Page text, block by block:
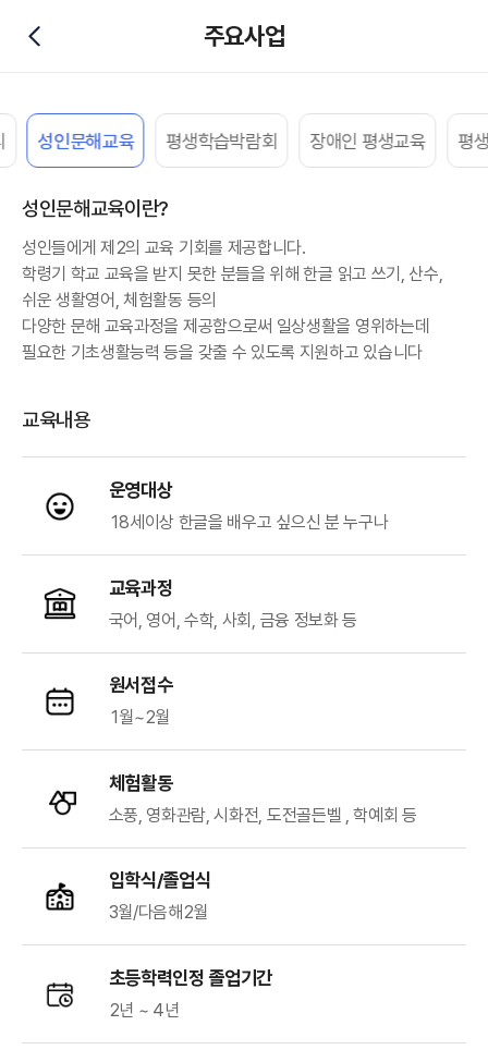
뒤로가기 주요사업
FAQ 카테고리
성인문해교육 평생학습박람회 장애인 평생교육 평
성인문해교육이란?
성인들에게 제2의 교육 기회를 제공합니다.
학령기 학교 교육을 받지 못한 분들을 위해 한글 읽고 쓰기, 산수,
쉬운 생활영어, 체험활동 등의
다양한 문해 교육과정을 제공함으로써 일상생활을 영위하는데
필요한 기초생활능력 등을 갖출 수 있도록 지원하고 있습니다
교육내용
운영대상
18세이상 한글을 배우고 싶으신 분 누구나
교육과정
국어, 영어, 수학, 사회, 금융 정보화 등
원서접수
1월~2월
체험활동
소풍, 영화관람, 시화전, 도전골든벨 , 학예회 등
입학식/졸업식
3월/다음해2월
초등학력인정 졸업기간
2년 ~ 4년